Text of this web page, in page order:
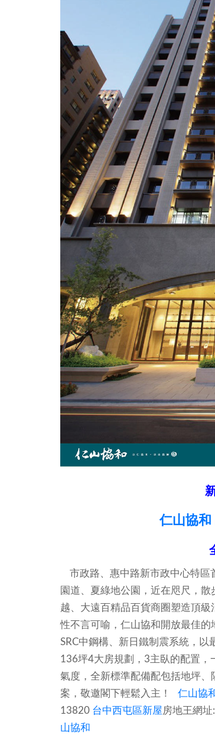
仁山協和
市政路、惠中路新市政中心特區
園道、夏綠地公園，近在咫尺，
越、大遠百精品百貨商圈塑造頂
性不言可喻，仁山協和開放最佳
SRC中鋼構、新日鐵制震系統，以
136坪4大房規劃，3主臥的配置，
氣度，全新標準配備配包括地坪
案，敬邀閣下輕鬆入主！ 仁山協
13820 台中西屯區新屋房地王網址:
山協和